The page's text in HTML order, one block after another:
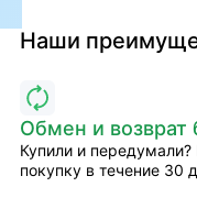
Наши
Обмен и возврат
Купили и
покупку в течение 30